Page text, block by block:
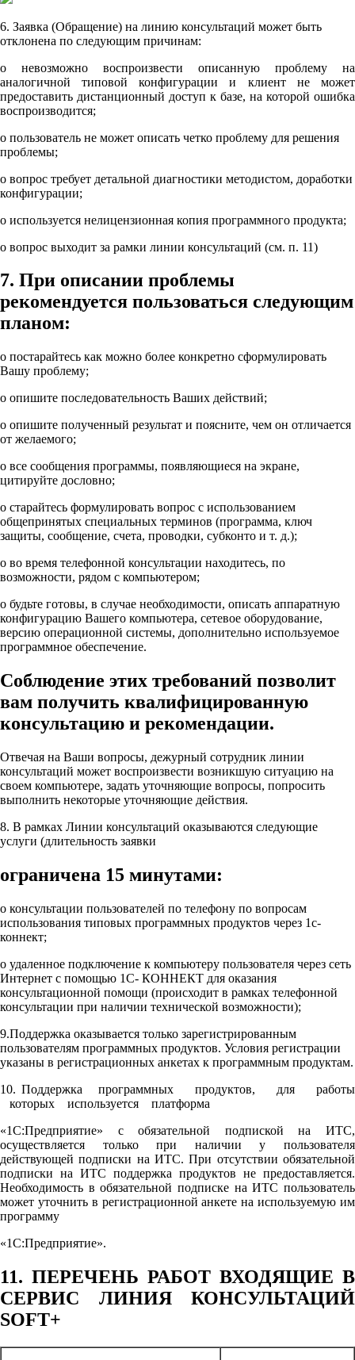
6. Заявка (Обращение) на линию консультаций может быть
отклонена по следующим причинам:
o невозможно воспроизвести описанную проблему на
аналогичной типовой конфигурации и клиент не может
предоставить дистанционный доступ к базе, на которой ошибка
воспроизводится;
o пользователь не может описать четко проблему для решения
проблемы;
o вопрос требует детальной диагностики методистом, доработки
конфигурации;
o используется нелицензионная копия программного продукта;
o вопрос выходит за рамки линии консультаций (см. п. 11)
7. При описании проблемы
рекомендуется пользоваться следующим
планом:
o постарайтесь как можно более конкретно сформулировать
Вашу проблему;
o опишите последовательность Ваших действий;
o опишите полученный результат и поясните, чем он отличается
от желаемого;
o все сообщения программы, появляющиеся на экране,
цитируйте дословно;
o старайтесь формулировать вопрос с использованием
общепринятых специальных терминов (программа, ключ
защиты, сообщение, счета, проводки, субконто и т. д.);
o во время телефонной консультации находитесь, по
возможности, рядом с компьютером;
o будьте готовы, в случае необходимости, описать аппаратную
конфигурацию Вашего компьютера, сетевое оборудование,
версию операционной системы, дополнительно используемое
программное обеспечение.
Соблюдение этих требований позволит
вам получить квалифицированную
консультацию и рекомендации.
Отвечая на Ваши вопросы, дежурный сотрудник линии
консультаций может воспроизвести возникшую ситуацию на
своем компьютере, задать уточняющие вопросы, попросить
выполнить некоторые уточняющие действия.
8. В рамках Линии консультаций оказываются следующие
услуги (длительность заявки
ограничена 15 минутами:
o консультации пользователей по телефону по вопросам
использования типовых программных продуктов через 1с-
коннект;
o удаленное подключение к компьютеру пользователя через сеть
Интернет с помощью 1С- КОННЕКТ для оказания
консультационной помощи (происходит в рамках телефонной
консультации при наличии технической возможности);
9.Поддержка оказывается только зарегистрированным
пользователям программных продуктов. Условия регистрации
указаны в регистрационных анкетах к программным продуктам.
10. Поддержка программных продуктов, для работы
которых используется платформа
«1С:Предприятие» с обязательной подпиской на ИТС,
осуществляется только при наличии у пользователя
действующей подписки на ИТС. При отсутствии обязательной
подписки на ИТС поддержка продуктов не предоставляется.
Необходимость в обязательной подписке на ИТС пользователь
может уточнить в регистрационной анкете на используемую им
программу
«1С:Предприятие».
11. ПЕРЕЧЕНЬ РАБОТ ВХОДЯЩИЕ В
СЕРВИС ЛИНИЯ КОНСУЛЬТАЦИЙ
SOFT+